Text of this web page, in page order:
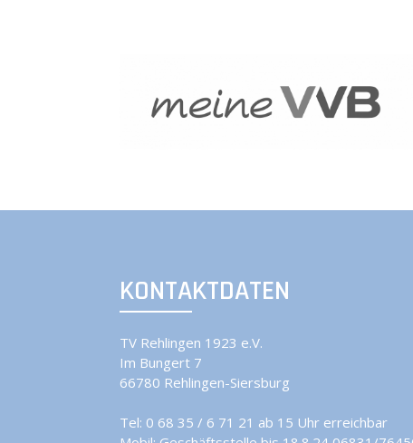
KONTAKTDATEN
TV Rehlingen 1923 e.V.
Im Bungert 7
66780 Rehlingen-Siersburg
Tel: 0 68 35 / 6 71 21 ab 15 Uhr erreichbar